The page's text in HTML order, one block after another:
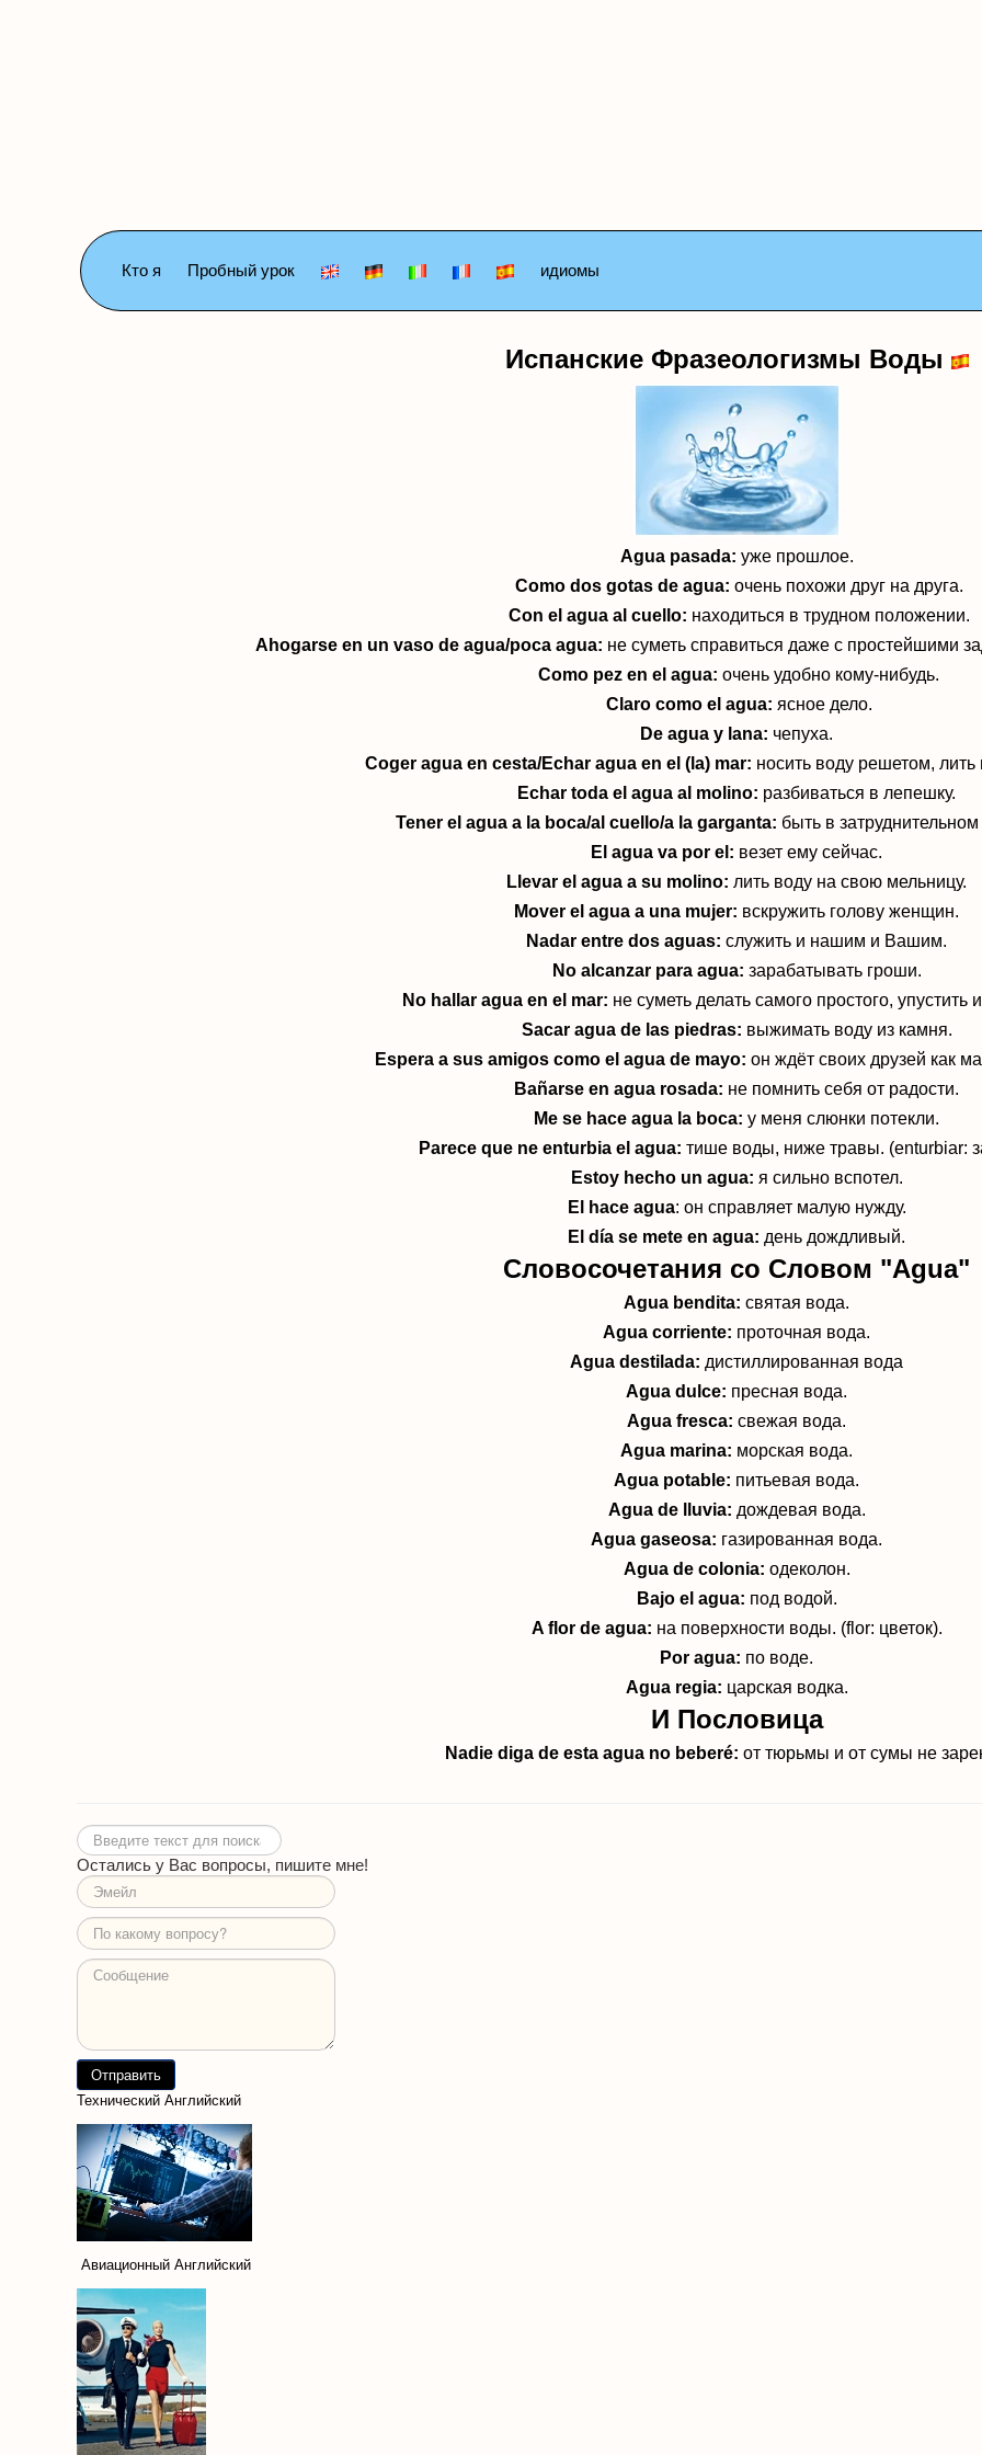
Кто я Пробный урок идиомы
Испанские Фразеологизмы Воды
Agua pasada: уже прошлое.
Como dos gotas de agua: очень похожи друг на друга.
Con el agua al cuello: находиться в трудном положении.
Ahogarse en un vaso de agua/poca agua: не суметь справиться даже с простейшими
Como pez en el agua: очень удобно кому-нибудь.
Claro como el agua: ясное дело.
De agua y lana: чепуха.
Coger agua en cesta/Echar agua en el (la) mar: носить воду решетом, лить
Echar toda el agua al molino: разбиваться в лепешку.
Tener el agua a la boca/al cuello/a la garganta: быть в
El agua va por el: везет ему сейчас.
Llevar el agua a su molino: лить воду на свою мельницу.
Mover el agua a una mujer: вскружить голову женщин.
Nadar entre dos aguas: служить и нашим и Вашим.
No alcanzar para agua: зарабатывать гроши.
No hallar agua en el mar: не суметь делать самого простого, упустить
Sacar agua de las piedras: выжимать воду из камня.
Espera a sus amigos como el agua de mayo: он ждёт своих друзей как
Bañarse en agua rosada: не помнить себя от радости.
Me se hace agua la boca: у меня слюнки потекли.
Parece que ne enturbia el agua: тише воды, ниже травы. (enturbiar:
Estoy hecho un agua: я сильно вспотел.
El hace agua: он справляет малую нужду.
El día se mete en agua: день дождливый.
Словосочетания со Словом "Agua"
Agua bendita: святая вода.
Agua corriente: проточная вода.
Agua destilada: дистиллированная вода
Agua dulce: пресная вода.
Agua fresca: свежая вода.
Agua marina: морская вода.
Agua potable: питьевая вода.
Agua de lluvia: дождевая вода.
Agua gaseosa: газированная вода.
Agua de colonia: одеколон.
Bajo el agua: под водой.
A flor de agua: на поверхности воды. (flor: цветок).
Por agua: по воде.
Agua regia: царская водка.
И Пословица
Nadie diga de esta agua no beberé: от тюрьмы и от сумы не
Искать...
Остались у Вас вопросы, пишите мне!
Технический Английский
Авиационный Английский